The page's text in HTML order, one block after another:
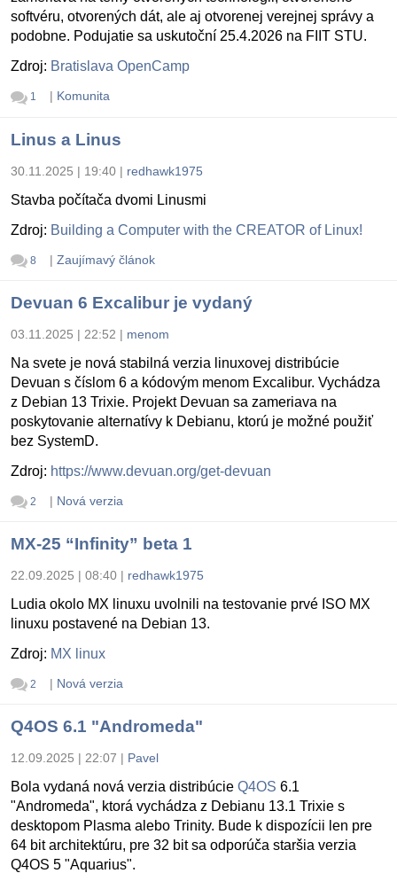
softvéru, otvorených dát, ale aj otvorenej verejnej správy a
podobne. Podujatie sa uskutoční 25.4.2026 na FIIT STU.
Zdroj: Bratislava OpenCamp
1 | Komunita
Linus a Linus
30.11.2025 | 19:40 | redhawk1975
Stavba počítača dvomi Linusmi
Zdroj: Building a Computer with the CREATOR of Linux!
8 | Zaujímavý článok
Devuan 6 Excalibur je vydaný
03.11.2025 | 22:52 | menom
Na svete je nová stabilná verzia linuxovej distribúcie
Devuan s číslom 6 a kódovým menom Excalibur. Vychádza
z Debian 13 Trixie. Projekt Devuan sa zameriava na
poskytovanie alternatívy k Debianu, ktorú je možné použiť
bez SystemD.
Zdroj: https://www.devuan.org/get-devuan
2 | Nová verzia
MX-25 “Infinity” beta 1
22.09.2025 | 08:40 | redhawk1975
Ludia okolo MX linuxu uvolnili na testovanie prvé ISO MX
linuxu postavené na Debian 13.
Zdroj: MX linux
2 | Nová verzia
Q4OS 6.1 "Andromeda"
12.09.2025 | 22:07 | Pavel
Bola vydaná nová verzia distribúcie Q4OS 6.1
"Andromeda", ktorá vychádza z Debianu 13.1 Trixie s
desktopom Plasma alebo Trinity. Bude k dispozícii len pre
64 bit architektúru, pre 32 bit sa odporúča staršia verzia
Q4OS 5 "Aquarius".